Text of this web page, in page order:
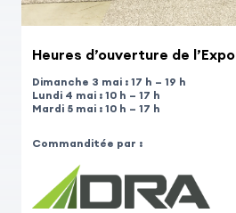
Heures d’ouverture de l’Expo
Dimanche 3 mai : 17 h – 19 h
Lundi 4 mai : 10 h – 17 h
Mardi 5 mai : 10 h – 17 h
Commanditée par :